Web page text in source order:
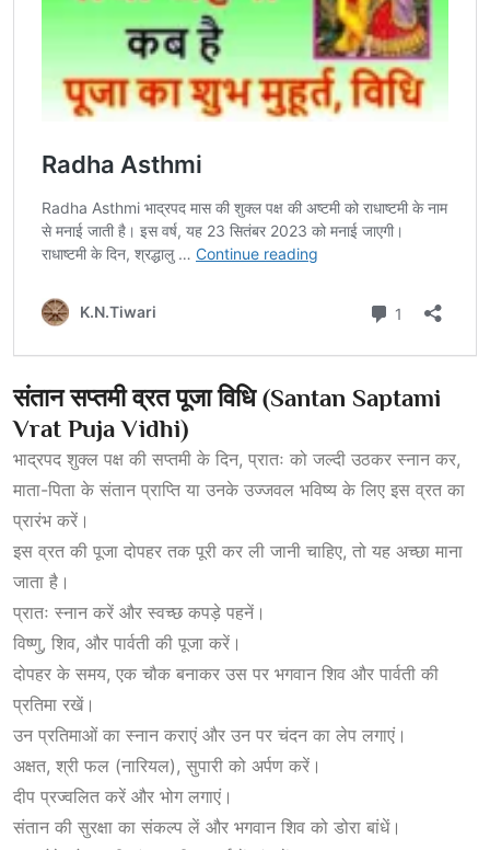
संतानसप्तमीव्रतपूजाविधि (Santan Saptami
Vrat Puja Vidhi)
भाद्रपद शुक्ल पक्ष की सप्तमी के दिन, प्रातः को जल्दी उठकर स्नान कर,
माता-पिता के संतान प्राप्ति या उनके उज्जवल भविष्य के लिए इस व्रत का
प्रारंभ करें।
इस व्रत की पूजा दोपहर तक पूरी कर ली जानी चाहिए, तो यह अच्छा माना
जाता है।
प्रातः स्नान करें और स्वच्छ कपड़े पहनें।
विष्णु, शिव, और पार्वती की पूजा करें।
दोपहर के समय, एक चौक बनाकर उस पर भगवान शिव और पार्वती की
प्रतिमा रखें।
उन प्रतिमाओं का स्नान कराएं और उन पर चंदन का लेप लगाएं।
अक्षत, श्री फल (नारियल), सुपारी को अर्पण करें।
दीप प्रज्वलित करें और भोग लगाएं।
संतान की सुरक्षा का संकल्प लें और भगवान शिव को डोरा बांधें।